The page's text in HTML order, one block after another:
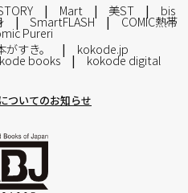
Mart 美ST bis
SmartFLASH COMIC熱帯
Pureri
がすき。 kokode.jp
books kokode digital
ついてのお知らせ